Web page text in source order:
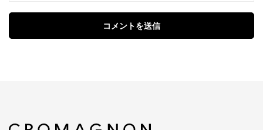
コメントを送信